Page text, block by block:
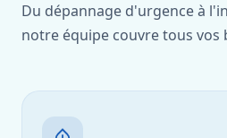
Du dépannage d'urgence à
notre équipe couvre tous vos